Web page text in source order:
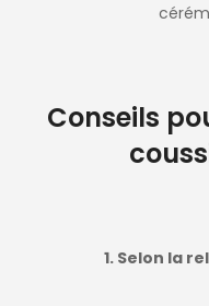
Conseils
1. Selon la